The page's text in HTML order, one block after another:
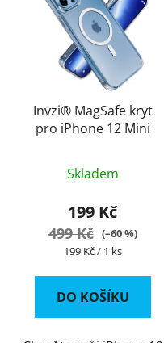
Invzi® MagSafe kryt
pro iPhone 12 Mini
Skladem
199 Kč
499 Kč (–60 %)
Měrná
199 Kč / 1 ks
DO KOŠÍKU